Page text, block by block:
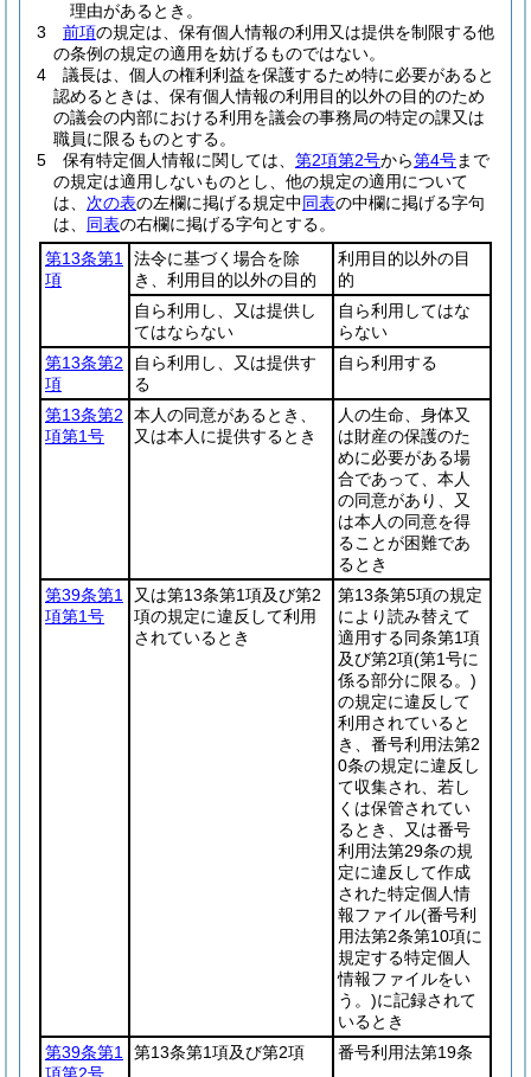
理由があるとき。
3
前項の規定は、保有個人情報の利用又は提供を制限する他
の条例の規定の適用を妨げるものではない。
4
議長は、個人の権利利益を保護するため特に必要があると
認めるときは、保有個人情報の利用目的以外の目的のため
の議会の内部における利用を議会の事務局の特定の課又は
職員に限るものとする。
5
保有特定個人情報に関しては、 第2項第2号から第4号まで
の規定は適用しないものとし、他の規定の適用について
は、 次の表の左欄に掲げる規定中同表の中欄に掲げる字句
は、 同表の右欄に掲げる字句とする。
第13条第1
項
法令に基づく場合を除
き、利用目的以外の目的
利用目的以外の目
的
自ら利用し、又は提供し
てはならない
自ら利用してはな
らない
第13条第2
項
自ら利用し、又は提供す
る
自ら利用する
第13条第2
項第1号
本人の同意があるとき、
又は本人に提供するとき
人の生命、身体又
は財産の保護のた
めに必要がある場
合であって、本人
の同意があり、又
は本人の同意を得
ることが困難であ
るとき
第39条第1
項第1号
又は第13条第1項及び第2
項の規定に違反して利用
されているとき
第13条第5項の規定
により読み替えて
適用する同条第1項
及び第2項(第1号に
係る部分に限る。)
の規定に違反して
利用されていると
き、番号利用法第2
0条の規定に違反し
て収集され、若し
くは保管されてい
るとき、又は番号
利用法第29条の規
定に違反して作成
された特定個人情
報ファイル(番号利
用法第2条第10項に
規定する特定個人
情報ファイルをい
う。)に記録されて
いるとき
第39条第1
第13条第1項及び第2項 番号利用法第19条